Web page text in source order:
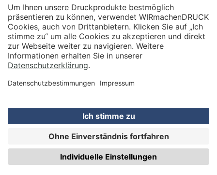
VERSAND
WIRmachenDRUCK GmbH
Illerstraße 15
71522 Backnang
Tel.: +49 (0) 711 995 982 - 20